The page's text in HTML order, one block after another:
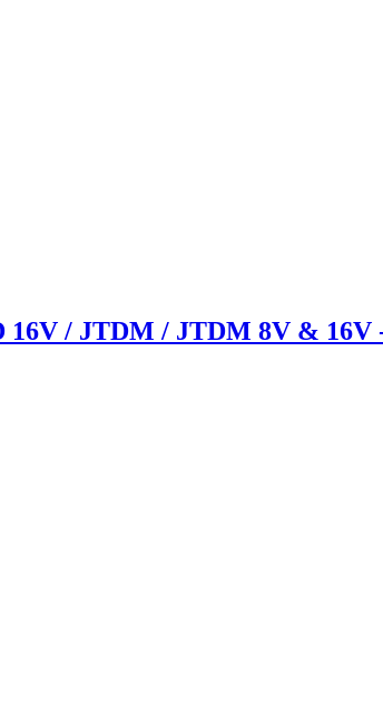
16V / JTDM / JTDM 8V & 16V